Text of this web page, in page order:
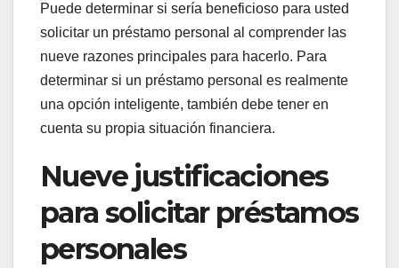
Puede determinar si sería beneficioso para usted
solicitar un préstamo personal al comprender las
nueve razones principales para hacerlo. Para
determinar si un préstamo personal es realmente
una opción inteligente, también debe tener en
cuenta su propia situación financiera.
Nueve justificaciones
para solicitar préstamos
personales